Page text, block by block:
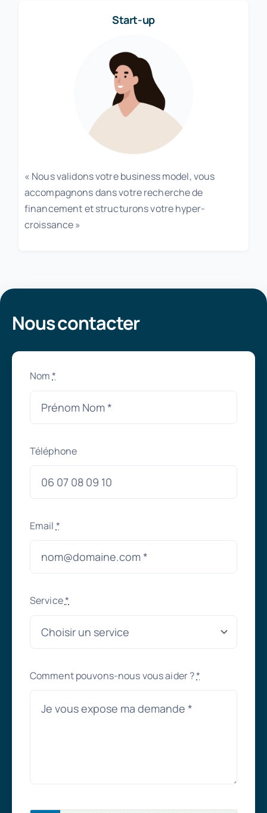
Start-up
« Nous validons votre business model, vous
accompagnons dans votre recherche de
financement et structurons votre hyper-
croissance »
Nous contacter
Nom*
Téléphone
Email *
Service*
Comment pouvons-nous vous aider ?*